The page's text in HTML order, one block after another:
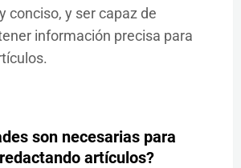
conciso, y ser capaz de
información precisa para
son necesarias para
artículos?